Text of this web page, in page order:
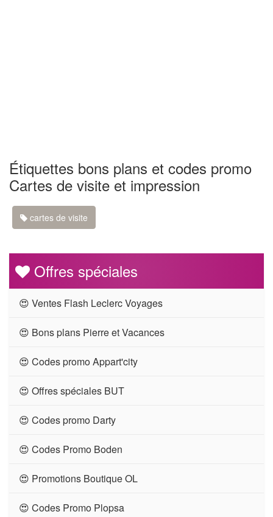
Étiquettes bons plans et codes promo
Cartes de visite et impression
cartes de visite
Offres spéciales
😍 Ventes Flash Leclerc Voyages
😍 Bons plans Pierre et Vacances
😍 Codes promo Appart'city
😍 Offres spéciales BUT
😍 Codes promo Darty
😍 Codes Promo Boden
😍 Promotions Boutique OL
😍 Codes Promo Plopsa